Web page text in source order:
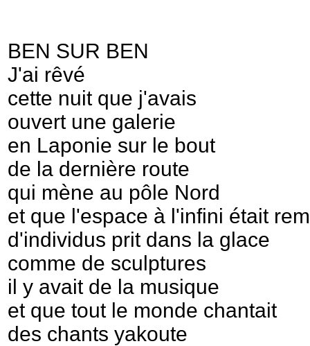
BEN SUR BEN
J'ai rêvé
cette nuit que j'avais
ouvert une galerie
en Laponie sur le bout
de la dernière route
qui mène au pôle Nord
et que l'espace à l'infini était
d'individus prit dans la glace
comme de sculptures
il y avait de la musique
et que tout le monde chantait
des chants yakoute